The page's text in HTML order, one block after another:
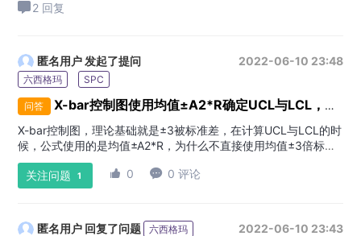
2 回复
匿名用户 发起了提问 2022-06-10 23:48
六西格玛 SPC
问答 X-bar控制图使用均值±A2*R确定UCL与LCL，为什么不直接使用均值±3倍标准差？
X-bar控制图，理论基础就是±3被标准差，在计算UCL与LCL的时
候，公式使用的是均值±A2*R，为什么不直接使用均值±3倍标准
差？难道用均值±3倍标准差不更好吗？也更容易理解
关注问题
1  0  0 评论
匿名用户 回复了问题 2022-06-10 23:43
六西格玛